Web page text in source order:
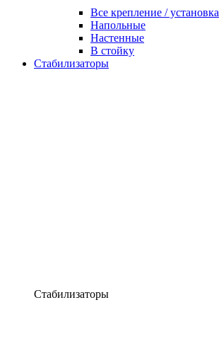
Все крепление / установка
Напольные
Настенные
В стойку
Стабилизаторы
Стабилизаторы